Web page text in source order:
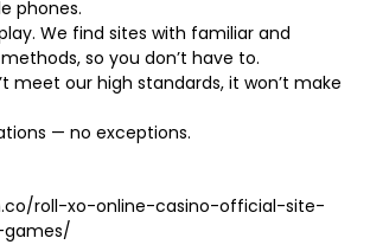
phones.
We find sites with familiar and
so you don’t have to.
meet our high standards, it won’t make
— no exceptions.
roll-xo-online-casino-official-site-